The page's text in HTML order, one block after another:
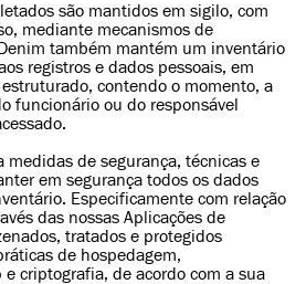
são mantidos em sigilo, com
mediante mecanismos de
também mantém um inventário
registros e dados pessoais, em
contendo o momento, a
funcionário ou do responsável
medidas de segurança, técnicas e
em segurança todos os dados
Especificamente com relação
das nossas Aplicações de
tratados e protegidos
de hospedagem,
criptografia, de acordo com a sua